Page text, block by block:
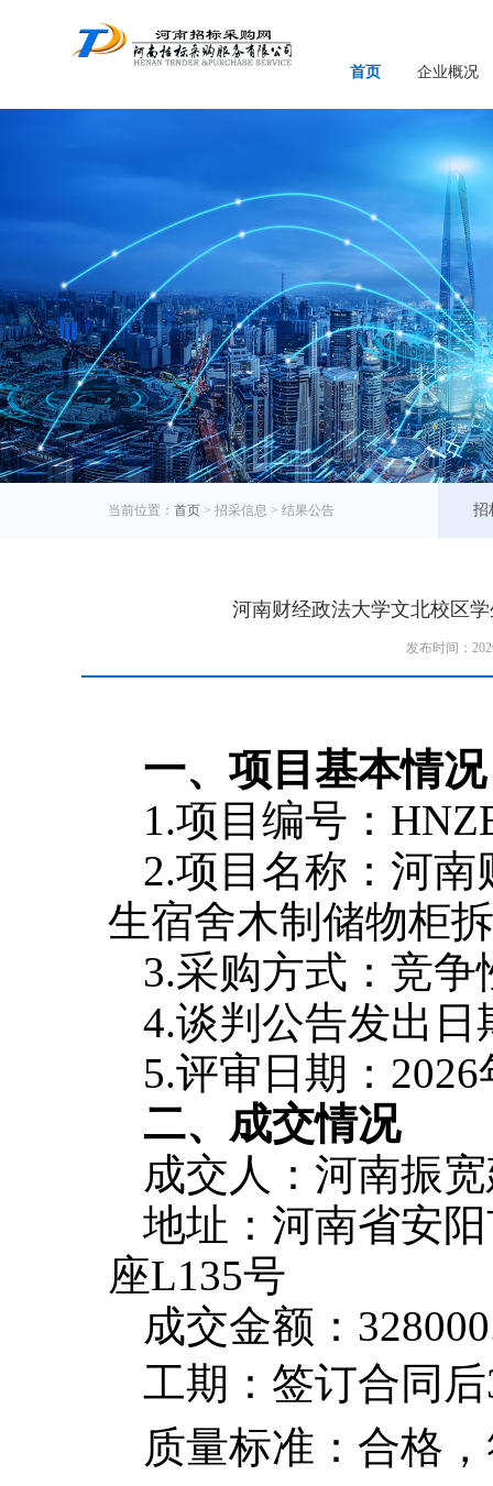
首页 企业概况
当前位置： 首页 > 招采信息 > 结果公告 招
河南财经政法大学文北校区
发布时间：
一、项目基本情况
1.项目编号：
2.项目名称： 河南
生宿舍木制储物柜
3.采购方式：竞争
4.谈判公告发出 日
5.评审日期 ： 2026
二、成交情况
成交 人 ： 河南振
地址：河南省安
座L135号
成交金额：
工期： 签订合同后
质量标准：合格 ，